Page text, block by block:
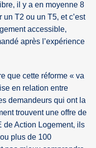
il y a en moyenne 8
un T2 ou un T5, et c’est
accessible,
après l’expérience
que cette réforme « va
en relation entre
demandeurs qui ont la
trouvent une offre de
de Action Logement, ils
plus de 100